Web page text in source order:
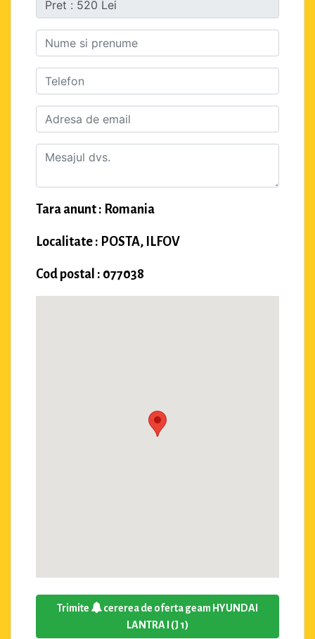
Tara anunt : Romania
Localitate : POSTA, ILFOV
Cod postal : 077038
Trimite
cererea de oferta geam HYUNDAI
LANTRA I (J 1)